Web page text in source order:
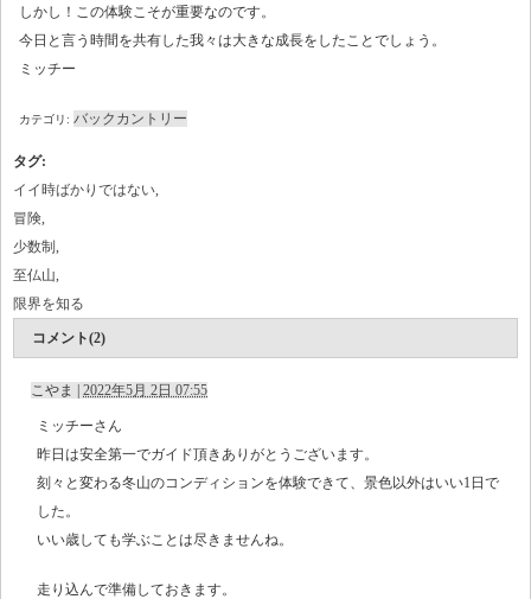
しかし！この体験こそが重要なのです。
今日と言う時間を共有した我々は大きな成長をしたことでしょう。
ミッチー
カテゴリ: バックカントリー
タグ:
イイ時ばかりではない,
冒険,
少数制 ,
至仏山,
限界を知る
コメント(2)
こやま 2022年5月 2日 07:55
ミッチーさん
昨日は安全第一でガイド頂きありがとうございます。
刻々と変わる冬山のコンディションを体験できて、景色以外はいい1日で
した。
いい歳しても学ぶことは尽きませんね。
走り込んで準備しておきます。